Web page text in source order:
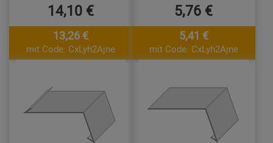
14,10 €
13,26 €
mit Code: CxLyh2Ajne
5,76 €
5,41 €
mit Code: CxLyh2Ajne